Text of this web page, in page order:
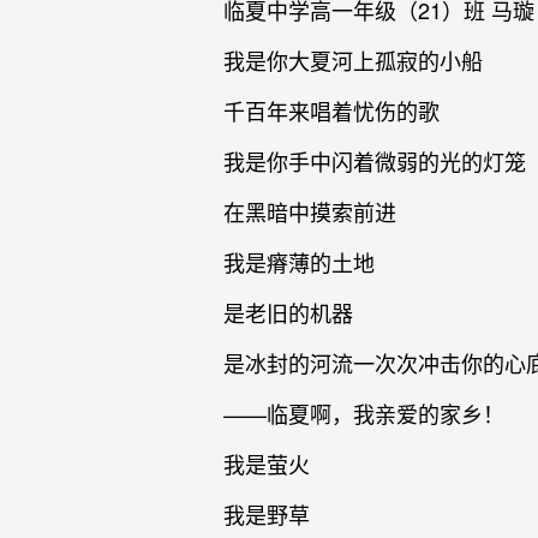
临夏中学高一年级（21）班 马璇
我是你大夏河上孤寂的小船
千百年来唱着忧伤的歌
我是你手中闪着微弱的光的灯笼
在黑暗中摸索前进
我是瘠薄的土地
是老旧的机器
是冰封的河流一次次冲击你的心
——临夏啊，我亲爱的家乡！
我是萤火
我是野草